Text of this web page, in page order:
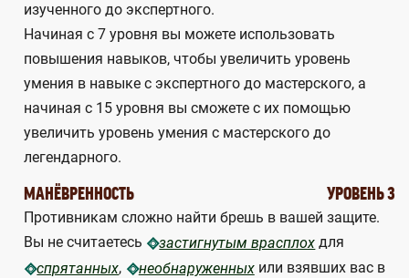
изученного до экспертного.
Начиная с 7 уровня вы можете использовать
повышения навыков, чтобы увеличить уровень
умения в навыке с экспертного до мастерского, а
начиная с 15 уровня вы сможете с их помощью
увеличить уровень умения с мастерского до
легендарного.
МАНЁВРЕННОСТЬ УРОВЕНЬ 3
Противникам сложно найти брешь в вашей защите.
Вы не считаетесь
застигнутым врасплох для
спрятанных, необнаруженныхили взявших вас в